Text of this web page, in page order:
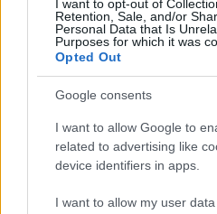
I want to opt-out of
Retention, Sale, and/or
Personal Data that Is
Purposes for which it was
Opted Out
Google consents
I want to allow Google to
related to advertising like
device identifiers in apps.
I want to allow my user
Különös és elragadó áhítat
amik körülvesznek,
magam. Egyre több
férfivállon, száz tapsoló kéz
egymásba kéttestű fekete
hogy engem csak a
és egy férfihang, de ez is
eldönteni, mit ébreszt az
szerelem, fekete a keze,
feletted is, gyűlölöm ezért -